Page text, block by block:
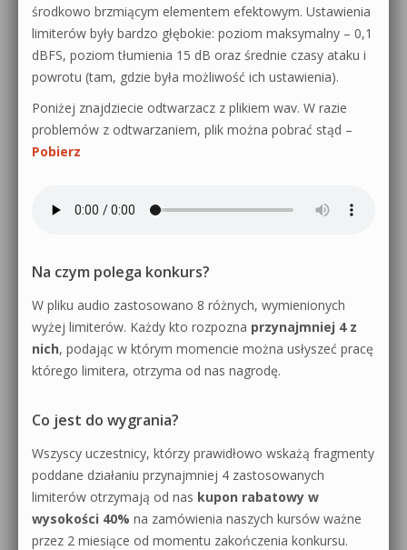
środkowo brzmiącym elementem efektowym. Ustawienia
limiterów były bardzo głębokie: poziom maksymalny – 0,1
dBFS, poziom tłumienia 15 dB oraz średnie czasy ataku i
powrotu (tam, gdzie była możliwość ich ustawienia).
Poniżej znajdziecie odtwarzacz z plikiem wav. W razie
problemów z odtwarzaniem, plik można pobrać stąd –
Pobierz
Na czym polega konkurs?
W pliku audio zastosowano 8 różnych, wymienionych
wyżej limiterów. Każdy kto rozpozna przynajmniej 4 z
nich, podając w którym momencie można usłyszeć pracę
którego limitera, otrzyma od nas nagrodę.
Co jest do wygrania?
Wszyscy uczestnicy, którzy prawidłowo wskażą fragmenty
poddane działaniu przynajmniej 4 zastosowanych
limiterów otrzymają od nas kupon rabatowy w
wysokości 40% na zamówienia naszych kursów ważne
przez 2 miesiące od momentu zakończenia konkursu.